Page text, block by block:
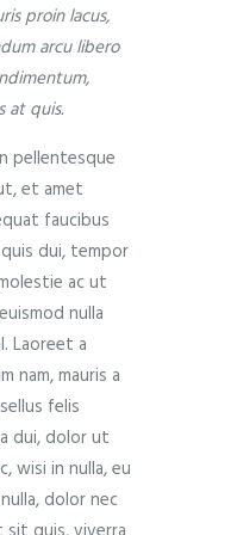
proin lacus,
arcu libero
at quis.
pellentesque
et amet
faucibus
dui, tempor
ac ut
nulla
Laoreet a
nam, mauris a
felis
dui, dolor ut
wisi in nulla, eu
dolor nec